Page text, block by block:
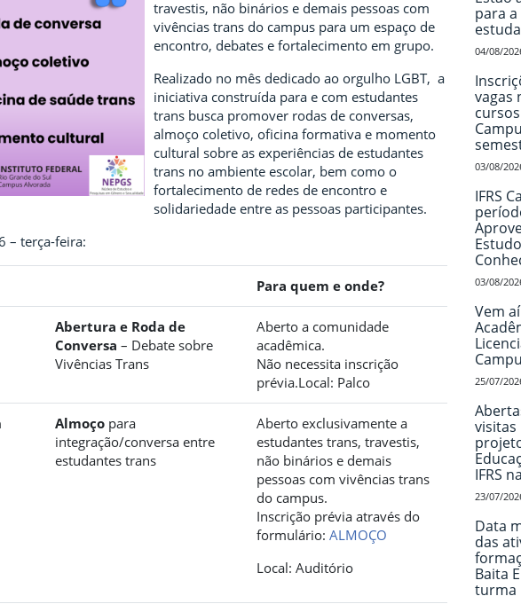
travestis, não binários e demais pessoas com
vivências trans do campus para um espaço de
encontro, debates e fortalecimento em grupo.
Realizado no mês dedicado ao orgulho LGBT, a
iniciativa construída para e com estudantes
trans busca promover rodas de conversas,
almoço coletivo, oficina formativa e momento
cultural sobre as experiências de estudantes
trans no ambiente escolar, bem como o
fortalecimento de redes de encontro e
solidariedade entre as pessoas participantes.
– terça-feira:
Para quem e onde?
Abertura e Roda de
Conversa – Debate sobre
Vivências Trans
Aberto a comunidade
acadêmica.
Não necessita inscrição
prévia.Local: Palco
Almoço para
integração/conversa entre
estudantes trans
Aberto exclusivamente a
estudantes trans, travestis,
não binários e demais
pessoas com vivências trans
do campus.
Inscrição prévia através do
formulário: ALMOÇO
Local: Auditório
para
04/08/
vagas
03/08/
IFRS
03/08/
Vem
25/07/
visitas
IFRS
23/07/
Data
das
Baita
turma